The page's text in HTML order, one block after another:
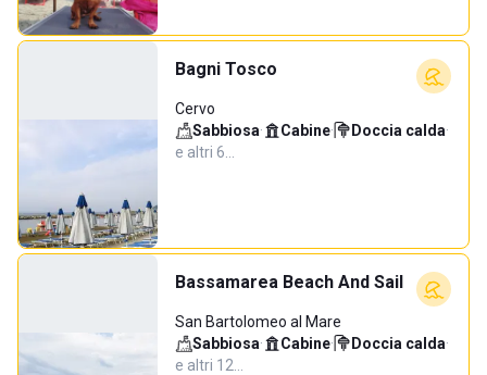
Bagni Tosco
Cervo
Sabbiosa· Cabine· Doccia calda·
e altri 6…
Bassamarea Beach And Sail
San Bartolomeo al Mare
Sabbiosa· Cabine· Doccia calda·
e altri 12…